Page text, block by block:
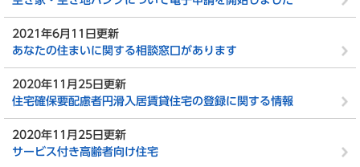
2021年6月11日更新
あなたの住まいに関する相談窓口があります
2020年11月25日更新
住宅確保要配慮者円滑入居賃貸住宅の登録に関する情報
2020年11月25日更新
サービス付き高齢者向け住宅